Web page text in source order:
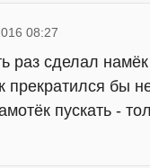
08:27
раз сделал
бы
пускать -